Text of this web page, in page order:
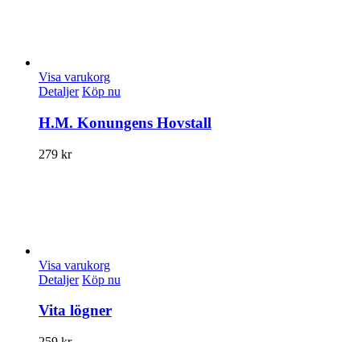
Visa varukorg
Detaljer Köp nu
H.M. Konungens Hovstall
279 kr
Visa varukorg
Detaljer Köp nu
Vita lögner